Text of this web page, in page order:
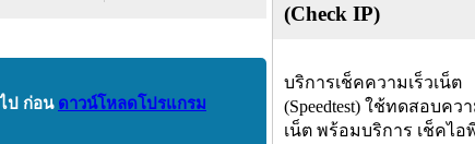
ป ก่อน ดาวน์โหลดโปรแกรม
(Check IP)
บริการเช็คความเร็วเน็ต
(Speedtest) ใช้ทดสอบควา
เน็ต พร้อมบริการ เช็คไอ